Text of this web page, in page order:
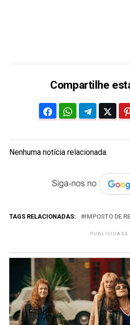
Compartilhe
Nenhuma notícia relacionada.
TAGS RELACIONADAS: IMPOSTO DE
PUBLICIDADE